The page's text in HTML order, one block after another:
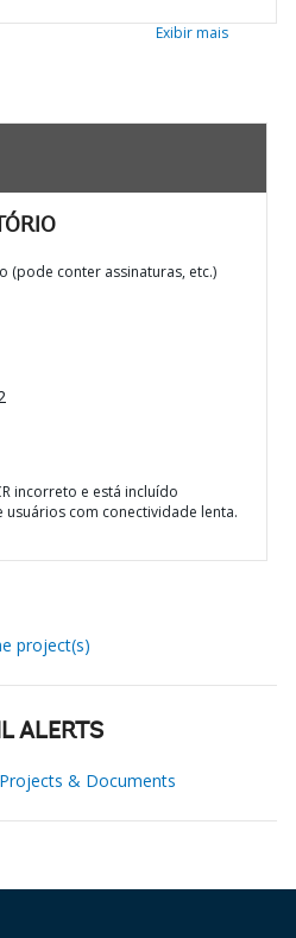
Exibir mais
(pode conter assinaturas, etc.)
incorreto e está incluído
com conectividade lenta.
project(s)
ALERTS
& Documents